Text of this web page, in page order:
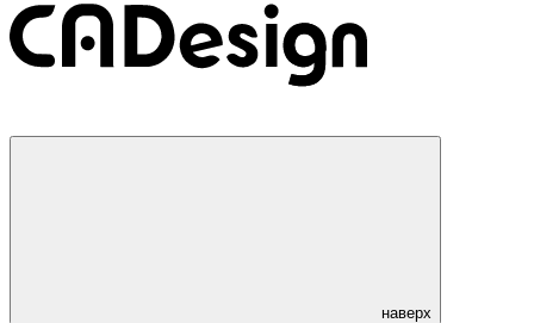
наверх